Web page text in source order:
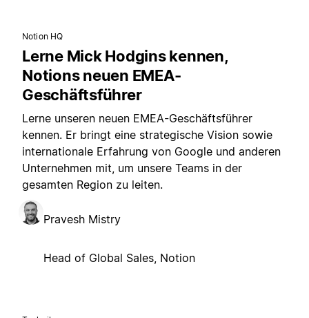
Notion HQ
Lerne Mick Hodgins kennen,
Notions neuen EMEA-
Geschäftsführer
Lerne unseren neuen EMEA-Geschäftsführer
kennen. Er bringt eine strategische Vision sowie
internationale Erfahrung von Google und anderen
Unternehmen mit, um unsere Teams in der
gesamten Region zu leiten.
Pravesh Mistry
Head of Global Sales, Notion